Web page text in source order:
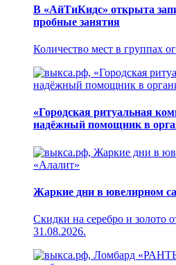
В «АйТиКидс» открыта
пробные занятия
Количество мест в группах
«Городская ритуальная
надёжный помощник в
Жаркие дни в ювелирном
Скидки на серебро и золото
31.08.2026.